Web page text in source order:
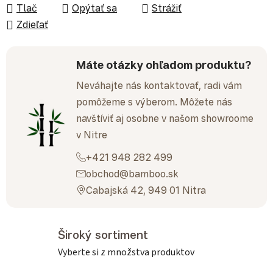
Tlač Opýtať sa
Strážiť
Zdieľať
Máte otázky ohľadom produktu?
Neváhajte nás kontaktovať, radi vám
pomôžeme s výberom. Môžete nás
navštíviť aj osobne v našom showroome
v Nitre
+421 948 282 499
obchod@bamboo.sk
Cabajská 42, 949 01 Nitra
Široký sortiment
Vyberte si z množstva produktov